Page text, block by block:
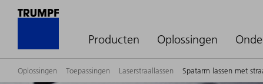
Producten Oplossingen
Oplossingen Toepassingen Laserstraallassen Spatarm lassen met